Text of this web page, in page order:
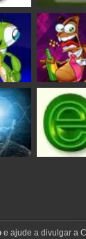
e ajude a divulgar a